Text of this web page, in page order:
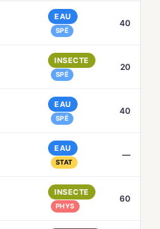
EAU
SPÉ
40
INSECTE
SPÉ
20
EAU
SPÉ
40
EAU
STAT
—
INSECTE
PHYS
60